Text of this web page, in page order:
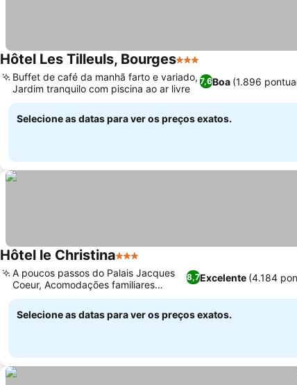
Hôtel Les Tilleuls, Bourges3 Estrelas
7,6Boa (1.896
Buffet de café da manhã farto e variado,
Jardim tranquilo com piscina ao ar livre
Selecione as datas para ver os preços exatos.
Hôtel le Christina3 Estrelas
8,7Excelente (4.184
A poucos passos do Palais Jacques
Coeur, Acomodações familiares
dedicadas
Selecione as datas para ver os preços exatos.